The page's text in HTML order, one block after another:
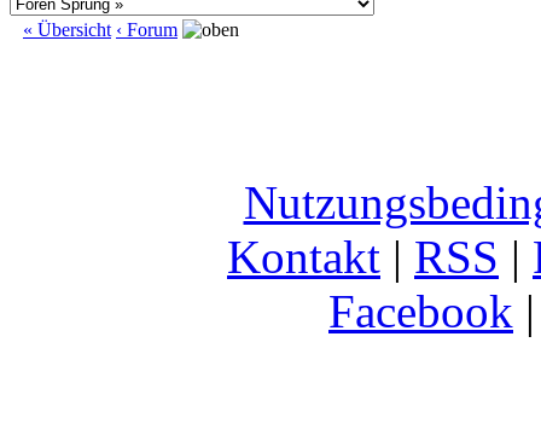
« Übersicht ‹ Forum
Kontakt | RSS |
Facebook